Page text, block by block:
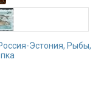
Эстония, Рыбы,